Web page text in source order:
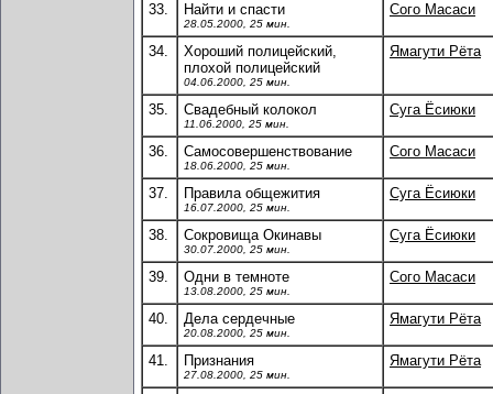
33. Найти и спасти
28.05.2000, 25 мин.
Сого Масаси
34.
Хороший полицейский,
плохой полицейский
04.06.2000, 25 мин.
Ямагути Рёта
35. Свадебный колокол
11.06.2000, 25 мин.
Суга Ёсиюки
36. Самосовершенствование
18.06.2000, 25 мин.
Сого Масаси
37. Правила общежития
16.07.2000, 25 мин.
Суга Ёсиюки
38. Сокровища Окинавы
30.07.2000, 25 мин.
Суга Ёсиюки
39. Одни в темноте
13.08.2000, 25 мин.
Сого Масаси
40. Дела сердечные
20.08.2000, 25 мин.
Ямагути Рёта
41. Признания
27.08.2000, 25 мин.
Ямагути Рёта